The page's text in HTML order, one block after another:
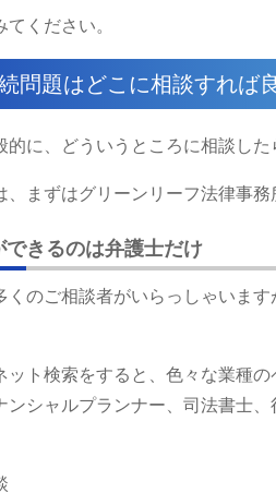
ください。
問題はどこに相談すれば
的に、どういうところに相談し
、まずはグリーンリーフ法律事
きるのは弁護士だけ
くのご相談者がいらっしゃいま
ット検索をすると、色々な業種
ンシャルプランナー、司法書士